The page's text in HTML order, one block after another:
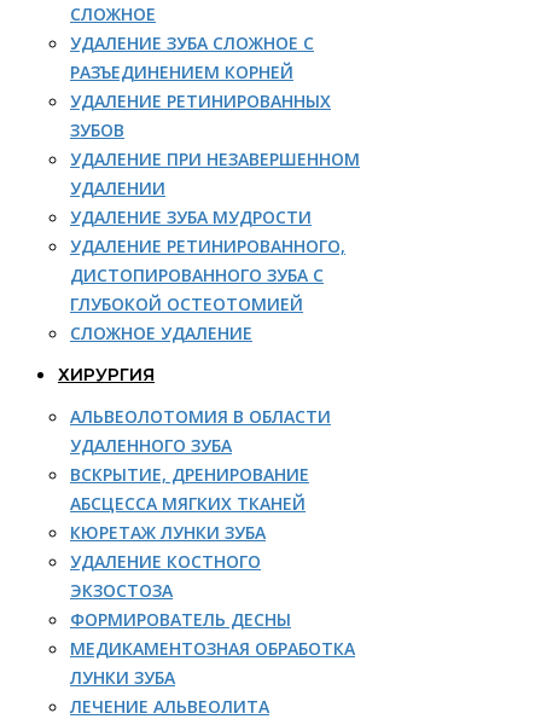
СЛОЖНОЕ
УДАЛЕНИЕ ЗУБА СЛОЖНОЕ С
РАЗЪЕДИНЕНИЕМ КОРНЕЙ
УДАЛЕНИЕ РЕТИНИРОВАННЫХ
ЗУБОВ
УДАЛЕНИЕ ПРИ НЕЗАВЕРШЕННОМ
УДАЛЕНИИ
УДАЛЕНИЕ ЗУБА МУДРОСТИ
УДАЛЕНИЕ РЕТИНИРОВАННОГО,
ДИСТОПИРОВАННОГО ЗУБА С
ГЛУБОКОЙ ОСТЕОТОМИЕЙ
СЛОЖНОЕ УДАЛЕНИЕ
ХИРУРГИЯ
АЛЬВЕОЛОТОМИЯ В ОБЛАСТИ
УДАЛЕННОГО ЗУБА
ВСКРЫТИЕ, ДРЕНИРОВАНИЕ
АБСЦЕССА МЯГКИХ ТКАНЕЙ
КЮРЕТАЖ ЛУНКИ ЗУБА
УДАЛЕНИЕ КОСТНОГО
ЭКЗОСТОЗА
ФОРМИРОВАТЕЛЬ ДЕСНЫ
МЕДИКАМЕНТОЗНАЯ ОБРАБОТКА
ЛУНКИ ЗУБА
ЛЕЧЕНИЕ АЛЬВЕОЛИТА